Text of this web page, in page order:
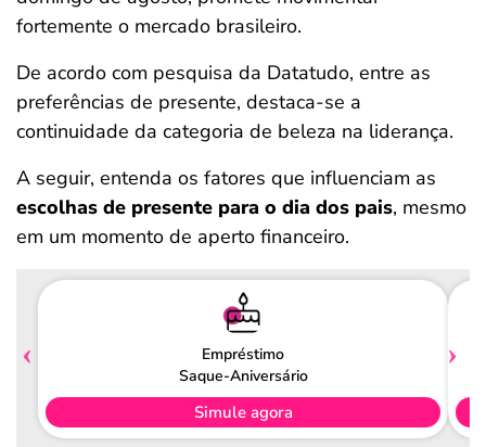
fortemente o mercado brasileiro.
De acordo com pesquisa da Datatudo, entre as
preferências de presente, destaca-se a
continuidade da categoria de beleza na liderança.
A seguir, entenda os fatores que influenciam as
escolhas de presente para o dia dos pais, mesmo
em um momento de aperto financeiro.
Empréstimo
Saque-Aniversário
Simule agora